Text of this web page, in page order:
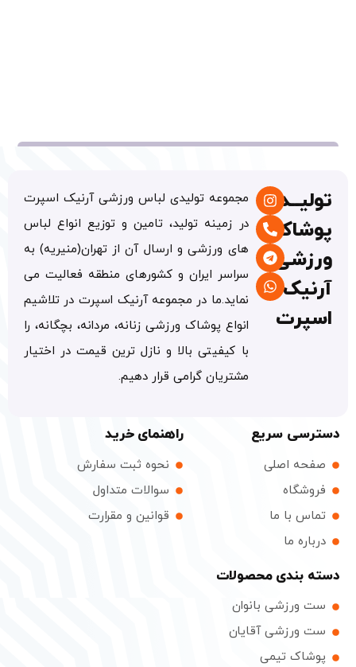
مجموعه تولیدی لباس ورزشی آرنیک اسپرت
در زمینه تولید، تامین و توزیع انواع لباس
های ورزشی و ارسال آن از تهران(منیریه) به
سراسر ایران و کشورهای منطقه فعالیت می
نماید.ما در مجموعه آرنیک اسپرت در تلاشیم
انواع پوشاک ورزشی زنانه، مردانه، بچگانه، را
با کیفیتی بالا و نازل ترین قیمت در اختیار
مشتریان گرامی قرار دهیم.
سریع
اصلی
با ما
ما
راهنمای خرید
نحوه ثبت سفارش
سوالات متداول
قوانین و مقرارت
بندی محصولات
بانوان
آقایان
تیمی